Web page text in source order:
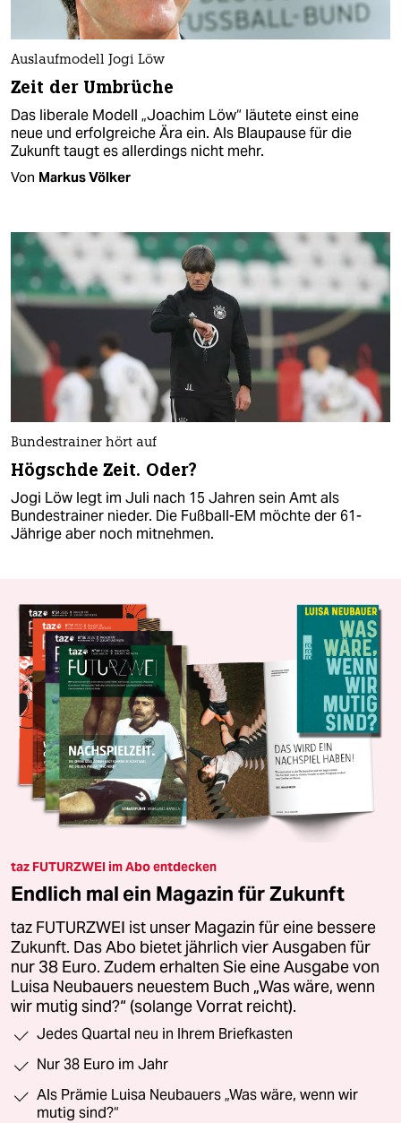
Auslaufmodell Jogi Löw
Zeit der Umbrüche
Das liberale Modell „Joachim Löw“ läutete einst eine
neue und erfolgreiche Ära ein. Als Blaupause für die
Zukunft taugt es allerdings nicht mehr.
Von Markus Völker
Bundestrainer hört auf
Högschde Zeit. Oder?
Jogi Löw legt im Juli nach 15 Jahren sein Amt als
Bundestrainer nieder. Die Fußball-EM möchte der 61-
Jährige aber noch mitnehmen.
taz FUTURZWEI im Abo entdecken
Endlich mal ein Magazin für Zukunft
taz FUTURZWEI ist unser Magazin für eine bessere
Zukunft. Das Abo bietet jährlich vier Ausgaben für
nur 38 Euro. Zudem erhalten Sie eine Ausgabe von
Luisa Neubauers neuestem Buch „Was wäre, wenn
wir mutig sind?“ (solange Vorrat reicht).
Jedes Quartal neu in Ihrem Briefkasten
Nur 38 Euro im Jahr
Als Prämie Luisa Neubauers „Was wäre, wenn wir
mutig sind?“